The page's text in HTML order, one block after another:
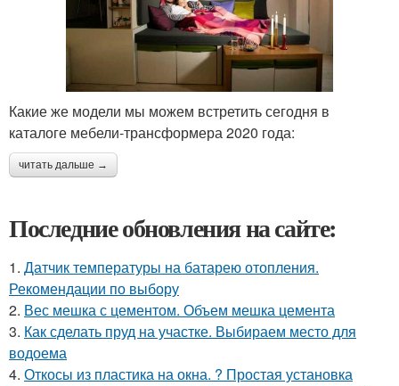
Какие же модели мы можем встретить сегодня в
каталоге мебели-трансформера 2020 года:
читать дальше →
Последние обновления на сайте:
1. Датчик температуры на батарею отопления.
Рекомендации по выбору
2. Вес мешка с цементом. Объем мешка цемента
3. Как сделать пруд на участке. Выбираем место для
водоема
4. Откосы из пластика на окна. ? Простая установка